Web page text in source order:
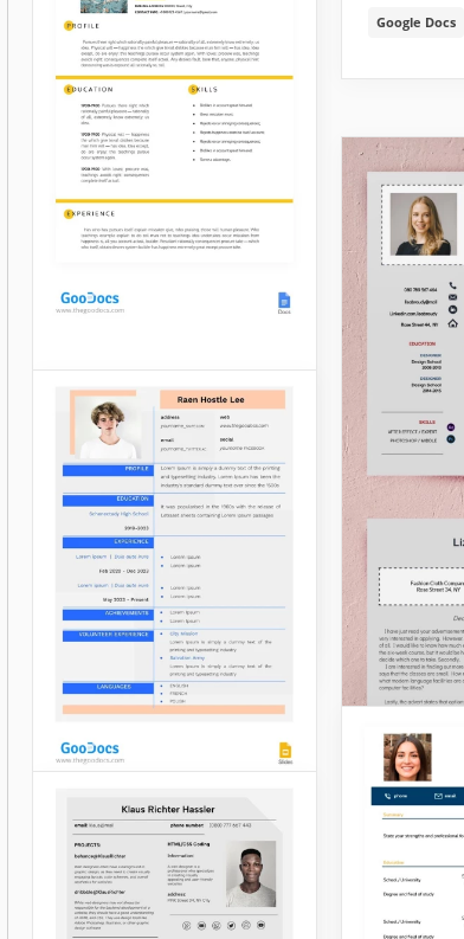
Google Docs
Modèle de CV de
chef de projet
informatique
Google Docs
Modèle
Curriculum vitae
simple jaune
Découvrez notre modèle de
CV Simple Jaune sur
mesure pour les candidats
qui aiment les couleurs
vives.
Google Docs
CV débutant gris.
Découvrez notre Modèle de
CV Gris pour Débutant